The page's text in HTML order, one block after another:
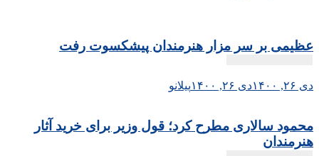
عظیمی بر سر مزار هنرمندان پیشکسوت رفت
دی ۲۶, ۱۴۰۰ دی ۲۶, ۱۴۰۰ پیلانو
محمود سالاری مطرح کرد؛ قول وزیر برای خرید آثار
هنرمندان